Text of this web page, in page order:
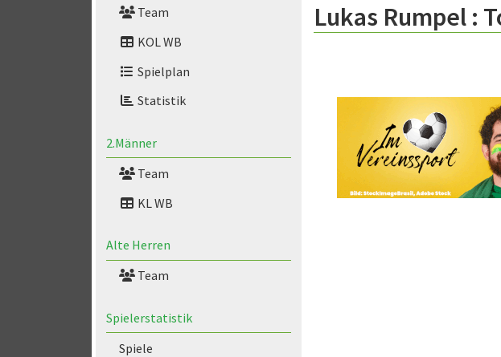
Team
KOL WB
Spielplan
Statistik
2.Männer
Team
KL WB
Alte Herren
Team
Spielerstatistik
Spiele
Lukas Rumpel :